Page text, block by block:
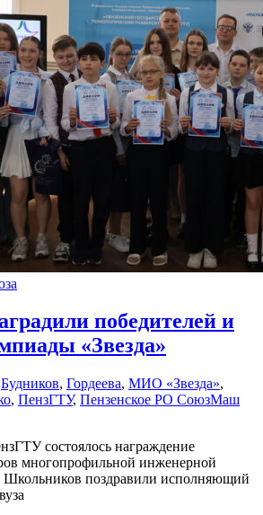
победителей и
«Звезда»
Будников, Гордеева, МИО «Звезда»,
, ПензГТУ, Пензенское РО СоюзМаш
состоялось награждение
многопрофильной инженерной
Школьников поздравили исполняющий